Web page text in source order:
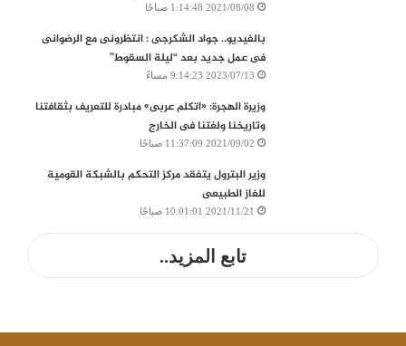
2021/08/08 1:14:48 صباحًا
بالفيديو.. جواد الشكرجى : انتظرونى مع الرضوانى
فى عمل جديد بعد “ليلة السقوط”
2023/07/13 9:14:23 مساءً
وزيرة الهجرة: «اتكلم عربى» مبادرة للتعريف بثقافتنا
وتاريخنا ولغتنا فى الخارج
2021/09/02 11:37:09 صباحًا
وزير البترول يتفقد مركز التحكم بالشبكة القومية
للغاز الطبيعى
2021/11/21 10:01:01 صباحًا
تابع المزيد..